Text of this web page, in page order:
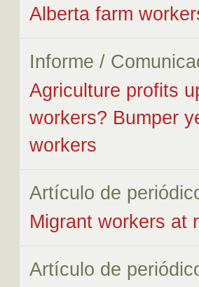
Alberta farm
Informe /
Agriculture profits
workers? Bumper
workers
Artículo de
Migrant workers at
Artículo de